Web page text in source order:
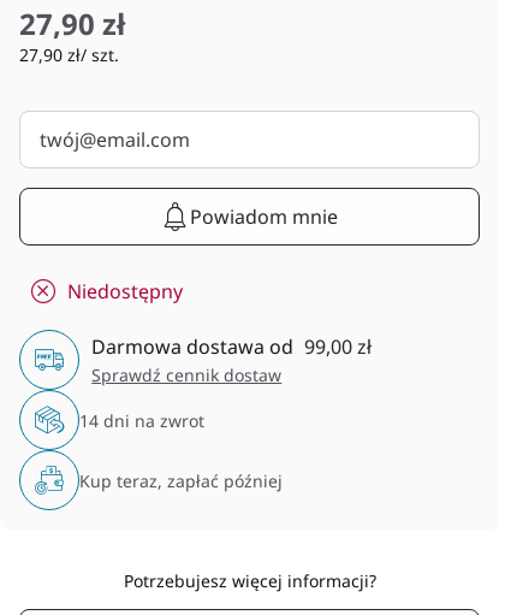
27,90 zł
27,90 zł/ szt.
Powiadom mnie
Niedostępny
Darmowa dostawa od 99,00 zł
Sprawdź cennik dostaw
14 dni na zwrot
Kup teraz, zapłać później
Potrzebujesz więcej informacji?